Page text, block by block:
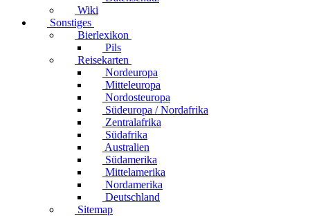
Wiki
Sonstiges
Bierlexikon
Pils
Reisekarten
Nordeuropa
Mitteleuropa
Nordosteuropa
Südeuropa / Nordafrika
Zentralafrika
Südafrika
Australien
Südamerika
Mittelamerika
Nordamerika
Deutschland
Sitemap